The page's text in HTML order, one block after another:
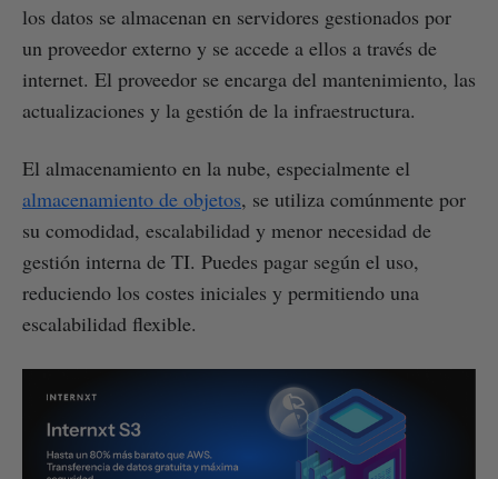
los datos se almacenan en servidores gestionados por
un proveedor externo y se accede a ellos a través de
internet. El proveedor se encarga del mantenimiento, las
actualizaciones y la gestión de la infraestructura.
El almacenamiento en la nube, especialmente el
almacenamiento de objetos, se utiliza comúnmente por
su comodidad, escalabilidad y menor necesidad de
gestión interna de TI. Puedes pagar según el uso,
reduciendo los costes iniciales y permitiendo una
escalabilidad flexible.